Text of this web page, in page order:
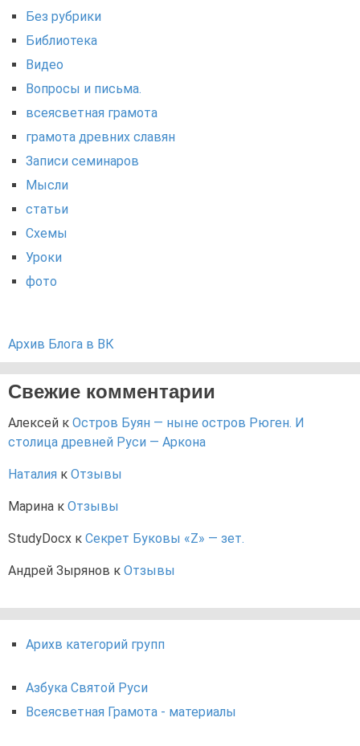
Без рубрики
Библиотека
Видео
Вопросы и письма.
всеясветная грамота
грамота древних славян
Записи семинаров
Мысли
статьи
Схемы
Уроки
фото
Архив Блога в ВК
Свежие комментарии
Алексей к Остров Буян — ныне остров Рюген. И
столица древней Руси — Аркона
Наталия к Отзывы
Марина к Отзывы
StudyDocx к Секрет Буковы «Z» — зет.
Андрей Зырянов к Отзывы
Арихв категорий групп
Азбука Святой Руси
Всеясветная Грамота - материалы